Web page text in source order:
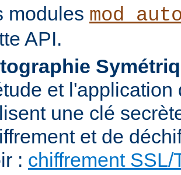
modules
API.
et
une clé
et de
: chiffrement SSL/